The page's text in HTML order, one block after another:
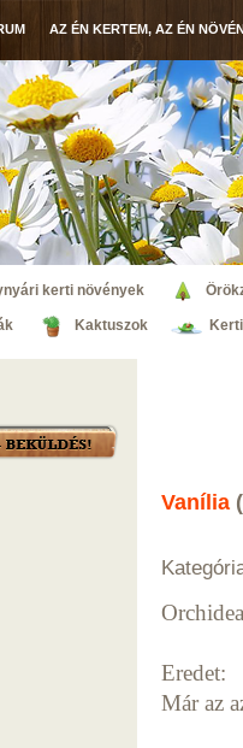
AZ ÉN KERTEM, AZ ÉN
kerti növények
Kaktuszok
Vanília
Eredet:
Már az